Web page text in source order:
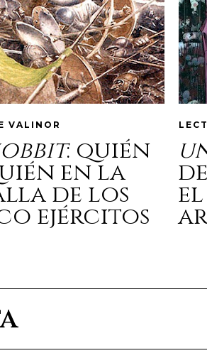
VALINOR
: quién
en la
de los
ejércitos